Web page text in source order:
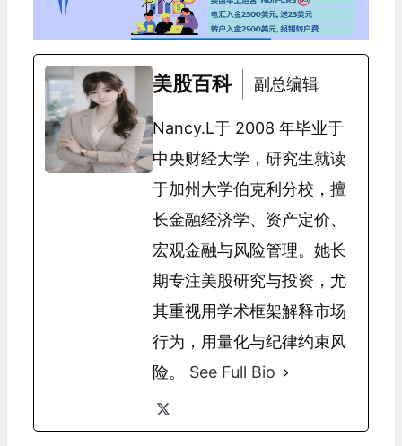
美股百科 副总编辑
Nancy.L于 2008 年毕业于
中央财经大学，研究生就读
于加州大学伯克利分校，擅
长金融经济学、资产定价、
宏观金融与风险管理。她长
期专注美股研究与投资，尤
其重视用学术框架解释市场
行为，用量化与纪律约束风
险。 See Full Bio